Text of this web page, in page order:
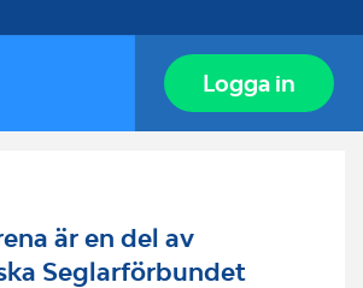
Logga in
är en del av
Seglarförbundet